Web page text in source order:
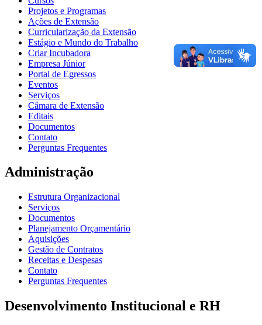
Projetos e Programas
Ações de Extensão
Curricularização da Extensão
Estágio e Mundo do Trabalho
Criar Incubadora
Empresa Júnior
Portal de Egressos
Eventos
Serviços
Câmara de Extensão
Editais
Documentos
Contato
Perguntas Frequentes
Administração
Estrutura Organizacional
Serviços
Documentos
Planejamento Orçamentário
Aquisições
Gestão de Contratos
Receitas e Despesas
Contato
Perguntas Frequentes
Desenvolvimento Institucional e RH